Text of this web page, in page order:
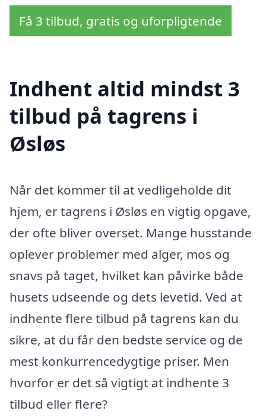
Få 3 tilbud, gratis og uforpligtende
Indhent altid mindst 3
tilbud på tagrens i
Øsløs
Når det kommer til at vedligeholde dit
hjem, er tagrens i Øsløs en vigtig opgave,
der ofte bliver overset. Mange husstande
oplever problemer med alger, mos og
snavs på taget, hvilket kan påvirke både
husets udseende og dets levetid. Ved at
indhente flere tilbud på tagrens kan du
sikre, at du får den bedste service og de
mest konkurrencedygtige priser. Men
hvorfor er det så vigtigt at indhente 3
tilbud eller flere?